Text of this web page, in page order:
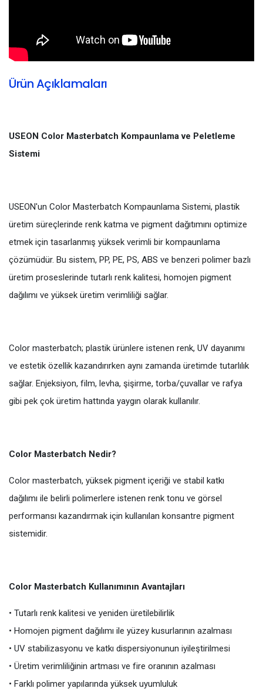
Ürün Açıklamaları
USEON Color Masterbatch Kompaunlama ve Peletleme
Sistemi
USEON'un Color Masterbatch Kompaunlama Sistemi, plastik
üretim süreçlerinde renk katma ve pigment dağıtımını optimize
etmek için tasarlanmış yüksek verimli bir kompaunlama
çözümüdür. Bu sistem, PP, PE, PS, ABS ve benzeri polimer bazlı
üretim proseslerinde tutarlı renk kalitesi, homojen pigment
dağılımı ve yüksek üretim verimliliği sağlar.
Color masterbatch; plastik ürünlere istenen renk, UV dayanımı
ve estetik özellik kazandırırken aynı zamanda üretimde tutarlılık
sağlar. Enjeksiyon, film, levha, şişirme, torba/çuvallar ve rafya
gibi pek çok üretim hattında yaygın olarak kullanılır.
Color Masterbatch Nedir?
Color masterbatch, yüksek pigment içeriği ve stabil katkı
dağılımı ile belirli polimerlere istenen renk tonu ve görsel
performansı kazandırmak için kullanılan konsantre pigment
sistemidir.
Color Masterbatch Kullanımının Avantajları
• Tutarlı renk kalitesi ve yeniden üretilebilirlik
• Homojen pigment dağılımı ile yüzey kusurlarının azalması
• UV stabilizasyonu ve katkı dispersiyonunun iyileştirilmesi
• Üretim verimliliğinin artması ve fire oranının azalması
• Farklı polimer yapılarında yüksek uyumluluk